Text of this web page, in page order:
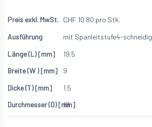
CHF 10.80 pro Stk.
mit Spanleitstufe4-schneidig
19.5
9
1.5
18